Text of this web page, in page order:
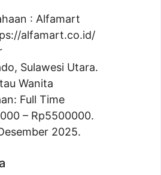
: Alfamart
alfamart.co.id/
Sulawesi Utara.
Wanita
Full Time
– Rp5500000.
2025.